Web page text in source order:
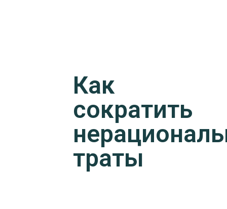
Как
сократить
траты